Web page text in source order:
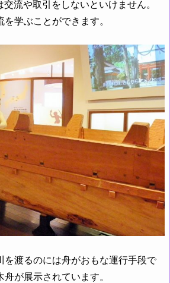
流や取引をしないといけません。
学ぶことができます。
渡るのには舟がおもな運行手段で
が展示されています。